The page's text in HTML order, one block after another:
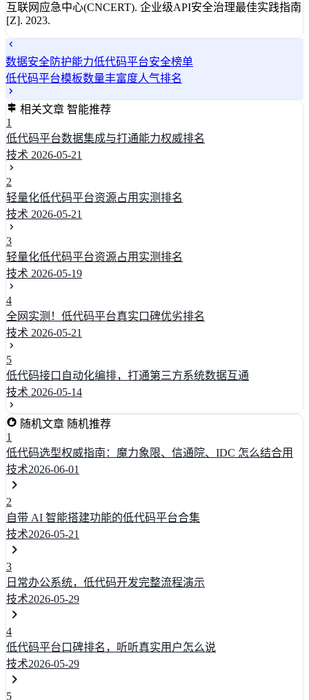
互联网应急中心(CNCERT). 企业级API安全治理最佳实践指南
[Z]. 2023.
数据安全防护能力低代码平台安全榜单
低代码平台模板数量丰富度人气排名
相关文章 智能推荐
1
低代码平台数据集成与打通能力权威排名
技术 2026-05-21
2
轻量化低代码平台资源占用实测排名
技术 2026-05-21
3
轻量化低代码平台资源占用实测排名
技术 2026-05-19
4
全网实测！低代码平台真实口碑优劣排名
技术 2026-05-21
5
低代码接口自动化编排，打通第三方系统数据互通
技术 2026-05-14
随机文章 随机推荐
1
低代码选型权威指南：魔力象限、信通院、IDC 怎么结合用
技术2026-06-01
2
自带 AI 智能搭建功能的低代码平台合集
技术2026-05-21
3
日常办公系统，低代码开发完整流程演示
技术2026-05-29
4
低代码平台口碑排名，听听真实用户怎么说
技术2026-05-29
5